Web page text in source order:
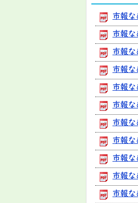
市報
市報
市報
市報
市報
市報
市報
市報
市報
市報
市報